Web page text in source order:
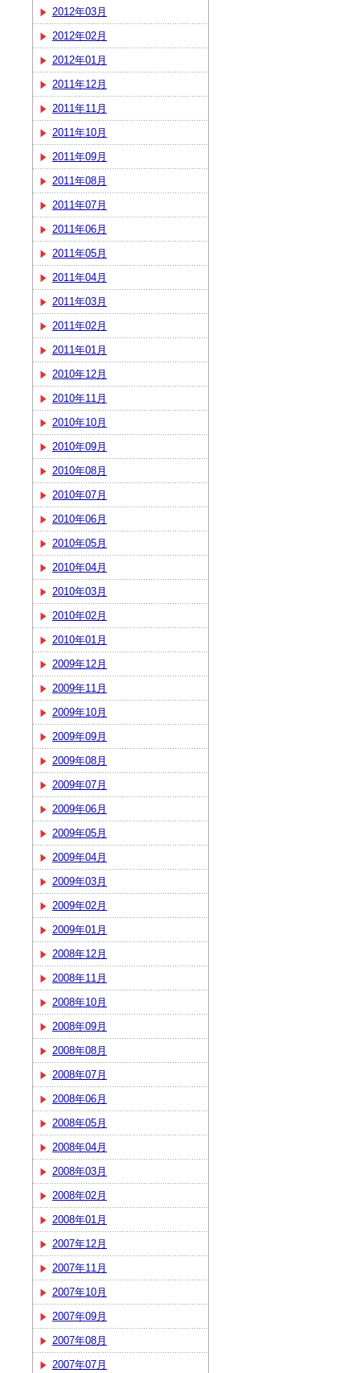
2012年03月
2012年02月
2012年01月
2011年12月
2011年11月
2011年10月
2011年09月
2011年08月
2011年07月
2011年06月
2011年05月
2011年04月
2011年03月
2011年02月
2011年01月
2010年12月
2010年11月
2010年10月
2010年09月
2010年08月
2010年07月
2010年06月
2010年05月
2010年04月
2010年03月
2010年02月
2010年01月
2009年12月
2009年11月
2009年10月
2009年09月
2009年08月
2009年07月
2009年06月
2009年05月
2009年04月
2009年03月
2009年02月
2009年01月
2008年12月
2008年11月
2008年10月
2008年09月
2008年08月
2008年07月
2008年06月
2008年05月
2008年04月
2008年03月
2008年02月
2008年01月
2007年12月
2007年11月
2007年10月
2007年09月
2007年08月
2007年07月